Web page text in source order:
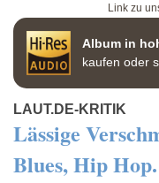
Link zu
Album in
kaufen oder
LAUT.DE-KRITIK
Lässige
Blues, Hip Hop.